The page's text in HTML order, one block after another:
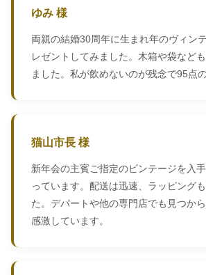
ゆみ 様
両親の結婚30周年に生まれ年のヴィン
レゼントしてみました。木箱や袋など
ました。私が飲めないのが残念で95点
猫山市長 様
新年会の主賓ご指定のビンテージを入
っています。配送は迅速、ラッピング
た。デパートや他の専門店でも見つから
感激しています。